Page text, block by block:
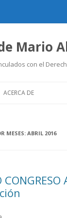
Mario
con el
ACERCA DE
MESES: ABRIL 2016